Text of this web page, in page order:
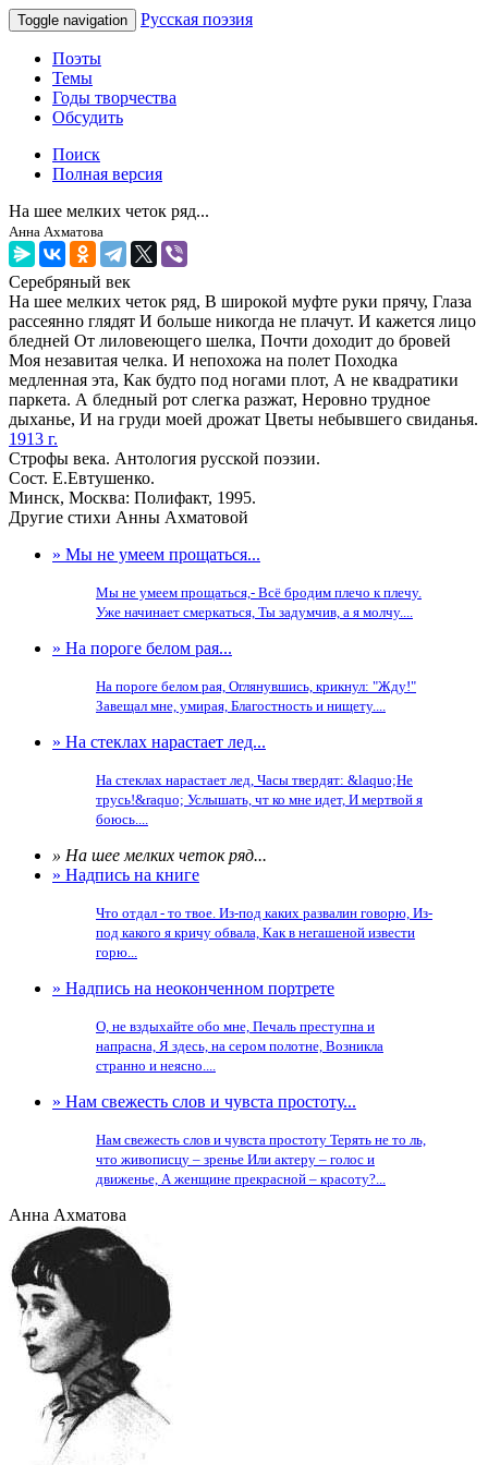
Toggle navigation Русская поэзия
Поэты
Темы
Годы творчества
Обсудить
Поиск
Полная версия
На шее мелких четок ряд...
Анна Ахматова
Серебряный век
На шее мелких четок ряд, В широкой муфте руки прячу, Глаза
рассеянно глядят И больше никогда не плачут. И кажется лицо
бледней От лиловеющего шелка, Почти доходит до бровей
Моя незавитая челка. И непохожа на полет Походка
медленная эта, Как будто под ногами плот, А не квадратики
паркета. А бледный рот слегка разжат, Неровно трудное
дыханье, И на груди моей дрожат Цветы небывшего свиданья.
1913 г.
Строфы века. Антология русской поэзии.
Сост. Е.Евтушенко.
Минск, Москва: Полифакт, 1995.
Другие стихи Анны Ахматовой
» Мы не умеем прощаться...
Мы не умеем прощаться,- Всё бродим плечо к плечу.
Уже начинает смеркаться, Ты задумчив, а я молчу....
» На пороге белом рая...
На пороге белом рая, Оглянувшись, крикнул: "Жду!"
Завещал мне, умирая, Благостность и нищету....
» На стеклах нарастает лед...
На стеклах нарастает лед, Часы твердят: &laquo;Не
трусь!&raquo; Услышать, чт ко мне идет, И мертвой я
боюсь....
» На шее мелких четок ряд...
» Надпись на книге
Что отдал - то твое. Из-под каких развалин говорю, Из-
под какого я кричу обвала, Как в негашеной извести
горю...
» Надпись на неоконченном портрете
О, не вздыхайте обо мне, Печаль преступна и
напрасна, Я здесь, на сером полотне, Возникла
странно и неясно....
» Нам свежесть слов и чувста простоту...
Нам свежесть слов и чувста простоту Терять не то ль,
что живописцу – зренье Или актеру – голос и
движенье, А женщине прекрасной – красоту?...
Анна Ахматова